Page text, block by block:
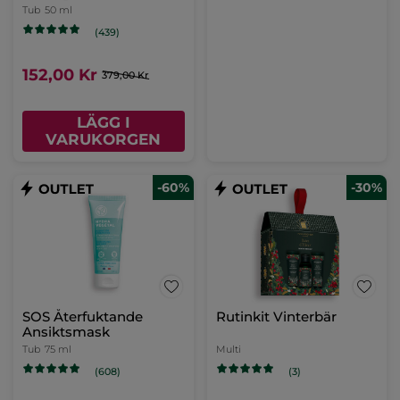
Sensitive Camomille
Tub 50 ml
(439)
152,00 Kr 379,00 Kr
LÄGG I
VARUKORGEN
-60%
SOS Återfuktande
Ansiktsmask
Tub 75 ml
(608)
-30%
Rutinkit Vinterbär
Multi
(3)